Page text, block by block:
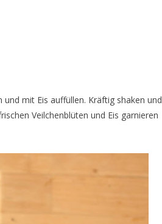
mit Eis auffüllen. Kräftig shaken und
Veilchenblüten und Eis garnieren